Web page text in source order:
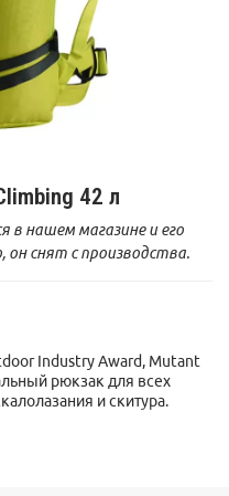
42 л
нашем магазине и его
он снят с производства.
Industry Award, Mutant
рюкзак для всех
и скитура.
металлическими